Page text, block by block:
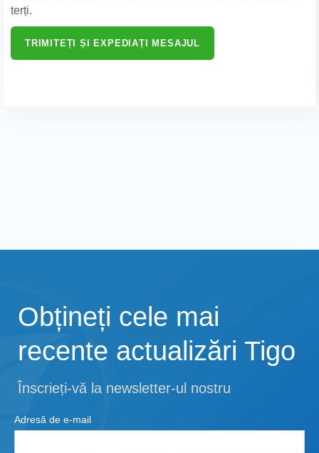
terți.
Obțineți cele mai
recente actualizări Tigo
Înscrieți-vă la newsletter-ul nostru
Adresă de e-mail